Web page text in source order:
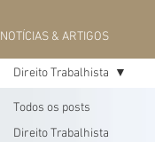
NOTÍCIAS & ARTIGOS
Todos os posts
Direito Trabalhista
Direito Trabalhista